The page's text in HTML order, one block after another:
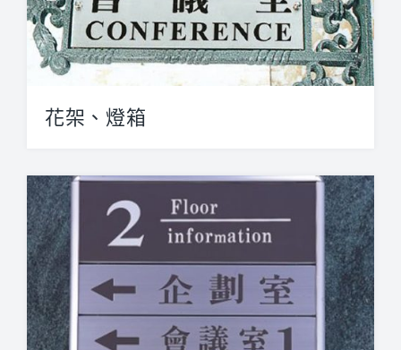
花架、燈箱